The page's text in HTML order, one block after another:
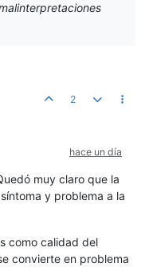
2
hace un día
muy claro que la
y problema a la
como calidad del
convierte en problema